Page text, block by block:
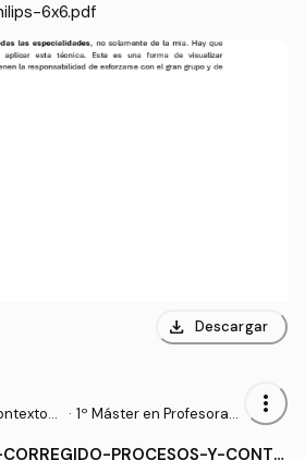
6x6.pdf
download Descargar
· 1º Máster en Profesorad
more_vert
PROCESOS-Y-CONTE